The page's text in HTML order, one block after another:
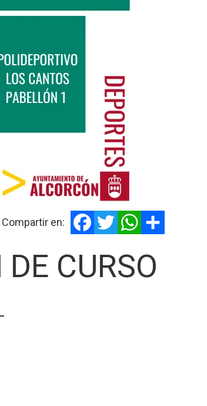
Compartir en:
Facebook
TwitterWhatsApp
CURSO